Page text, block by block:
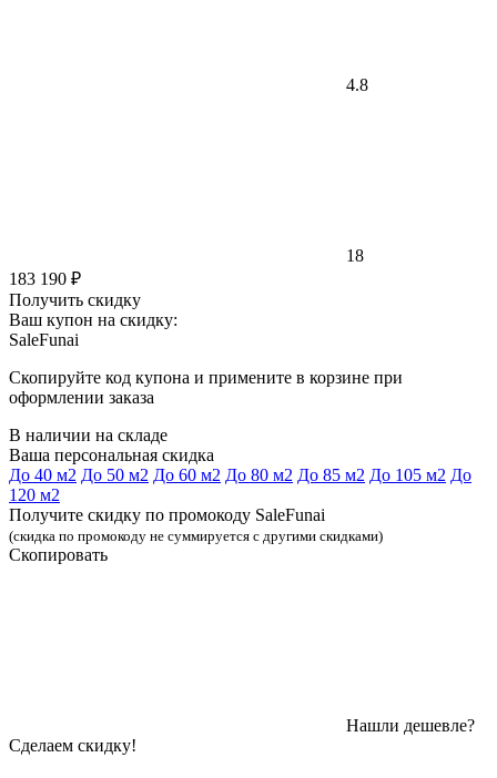
4.8
18
183 190 ₽
Получить скидку
Ваш купон на скидку:
SaleFunai
Скопируйте код купона и примените в корзине при
оформлении заказа
В наличии на складе
Ваша персональная скидка
До 40 м2 До 50 м2 До 60 м2 До 80 м2 До 85 м2 До 105 м2 До
120 м2
Получите скидку по промокоду SaleFunai
(скидка по промокоду не суммируется с другими скидками)
Скопировать
Нашли дешевле?
Сделаем скидку!